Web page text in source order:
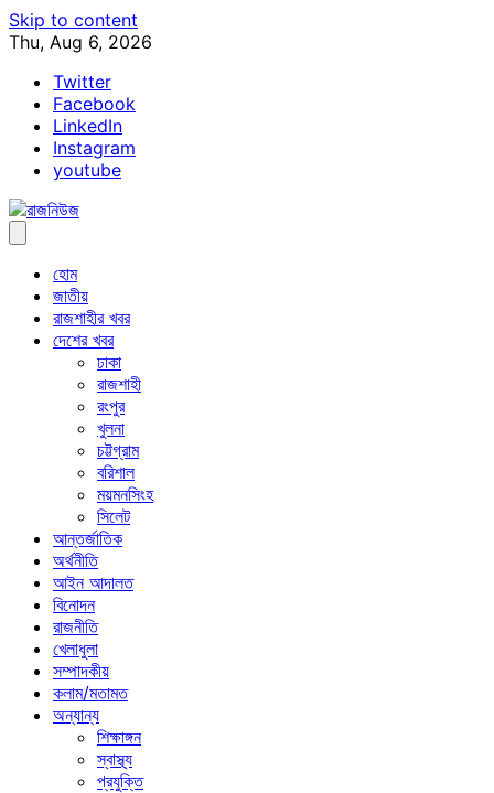
Skip to content
Thu, Aug 6, 2026
Twitter
Facebook
LinkedIn
Instagram
youtube
হোম
জাতীয়
রাজশাহীর খবর
দেশের খবর
ঢাকা
রাজশাহী
রংপুর
খুলনা
চট্টগ্রাম
বরিশাল
ময়মনসিংহ
সিলেট
আন্তর্জাতিক
অর্থনীতি
আইন আদালত
বিনোদন
রাজনীতি
খেলাধুলা
সম্পাদকীয়
কলাম/মতামত
অন্যান্য
শিক্ষাঙ্গন
স্বাস্থ্য
প্রযুক্তি